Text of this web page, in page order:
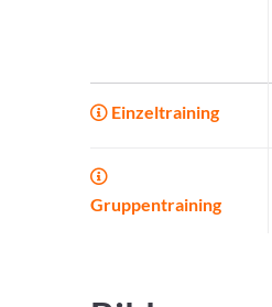
Einzeltraining
Gruppentraining